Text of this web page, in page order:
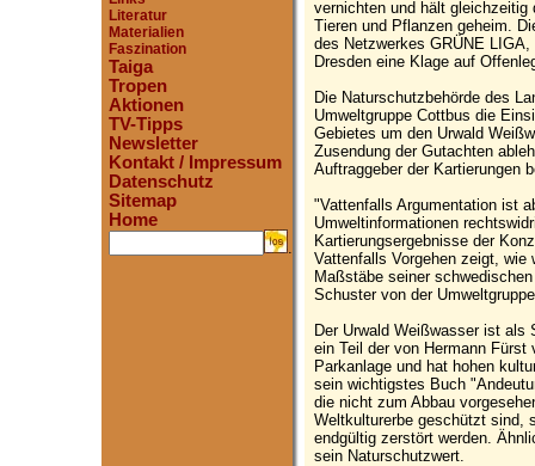
Literatur
Materialien
Faszination
Taiga
Tropen
Aktionen
TV-Tipps
Newsletter
Kontakt / Impressum
Datenschutz
Sitemap
Home
.
vernichten und hält gleichzeitig
Tieren und Pflanzen geheim.
des Netzwerkes GRÜNE
Dresden eine Klage auf
Die Naturschutzbehörde des
Umweltgruppe Cottbus die
Gebietes um den Urwald
Zusendung der Gutachten
Auftraggeber der Kartierungen
"Vattenfalls Argumentation ist
Umweltinformationen
Kartierungsergebnisse der
Vattenfalls Vorgehen zeigt, wie
Maßstäbe seiner
Schuster von der
Der Urwald Weißwasser ist als
ein Teil der von Hermann
Parkanlage und hat hohen
sein wichtigstes Buch
die nicht zum Abbau
Weltkulturerbe geschützt sind,
endgültig zerstört werden.
sein Naturschutzwert.